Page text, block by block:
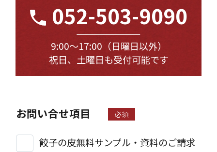
052-503-9090
9:00〜17:00（日曜日以外）
祝日、土曜日も受付可能です
お問い合せ項目 必須
餃子の皮無料サンプル・資料のご請求